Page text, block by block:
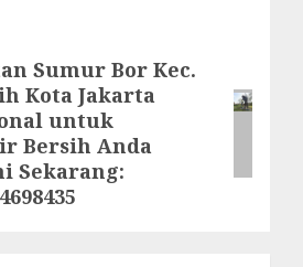
Sumur Bor Kec.
Kota Jakarta
untuk
Bersih Anda
Sekarang: